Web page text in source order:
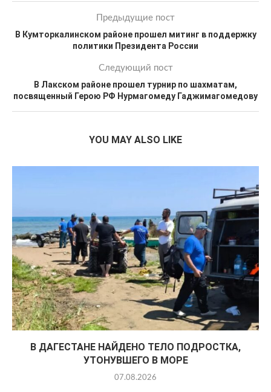
Предыдущие пост
В Кумторкалинском районе прошел митинг в поддержку
политики Президента России
Следующий пост
В Лакском районе прошел турнир по шахматам,
посвященный Герою РФ Нурмагомеду Гаджимагомедову
YOU MAY ALSO LIKE
В ДАГЕСТАНЕ НАЙДЕНО ТЕЛО ПОДРОСТКА,
УТОНУВШЕГО В МОРЕ
07.08.2026